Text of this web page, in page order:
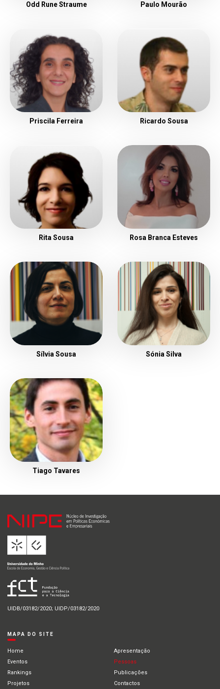
Odd Rune Straume Paulo Mourão
Priscila Ferreira Ricardo Sousa
Rita Sousa Rosa Branca Esteves
Sílvia Sousa Sónia Silva
Tiago Tavares
UIDB/03182/2020; UIDP/03182/2020
MAPA DO SITE
Home
Apresentação
Eventos
Pessoas
Rankings
Publicações
Projetos
Contactos